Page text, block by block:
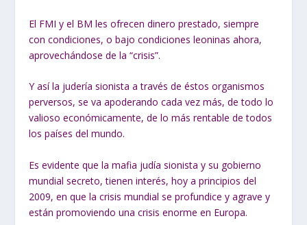
El FMI y el BM les ofrecen dinero prestado, siempre
con condiciones, o bajo condiciones leoninas ahora,
aprovechándose de la “crisis”.
Y así la judería sionista a través de éstos organismos
perversos, se va apoderando cada vez más, de todo lo
valioso económicamente, de lo más rentable de todos
los países del mundo.
Es evidente que la mafia judía sionista y su gobierno
mundial secreto, tienen interés, hoy a principios del
2009, en que la crisis mundial se profundice y agrave y
están promoviendo una crisis enorme en Europa.